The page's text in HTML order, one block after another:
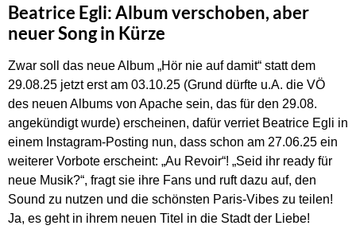
Beatrice Egli: Album verschoben, aber
neuer Song in Kürze
Zwar soll das neue Album „Hör nie auf damit“ statt dem
29.08.25 jetzt erst am 03.10.25 (Grund dürfte u.A. die VÖ
des neuen Albums von Apache sein, das für den 29.08.
angekündigt wurde) erscheinen, dafür verriet Beatrice Egli in
einem Instagram-Posting nun, dass schon am 27.06.25 ein
weiterer Vorbote erscheint: „Au Revoir“! „Seid ihr ready für
neue Musik?“, fragt sie ihre Fans und ruft dazu auf, den
Sound zu nutzen und die schönsten Paris-Vibes zu teilen!
Ja, es geht in ihrem neuen Titel in die Stadt der Liebe!